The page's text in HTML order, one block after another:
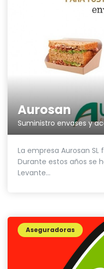
Aurosan
Suministro envases y
La empresa Aurosan
Durante estos años se
Levante...
Aseguradoras